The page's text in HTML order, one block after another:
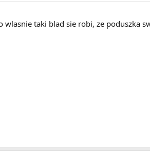
taki blad sie robi, ze poduszka